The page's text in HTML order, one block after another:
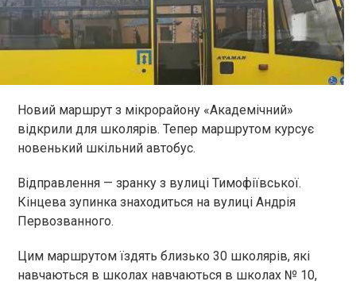
Новий маршрут з мікрорайону «Академічний»
відкрили для школярів. Тепер маршрутом курсує
новенький шкільний автобус.
Відправлення — зранку з вулиці Тимофіївської.
Кінцева зупинка знаходиться на вулиці Андрія
Первозванного.
Цим маршрутом їздять близько 30 школярів, які
навчаються в школах навчаються в школах № 10,